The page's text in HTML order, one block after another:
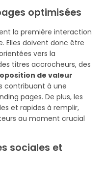
optimisées
la première interaction
Elles doivent donc être
vers la
titres accrocheurs, des
de valeur
contribuant à une
pages. De plus, les
et rapides à remplir,
au moment crucial
sociales et